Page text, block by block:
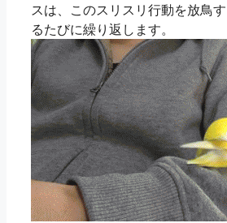
スは、このスリスリ行動を放鳥す
るたびに繰り返します。